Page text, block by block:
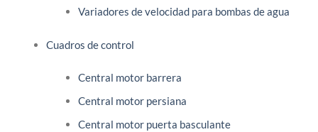
Variadores de velocidad para bombas de agua
Cuadros de control
Central motor barrera
Central motor persiana
Central motor puerta basculante